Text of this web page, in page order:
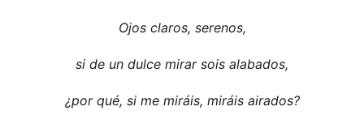
Ojos claros, serenos,
si de un dulce mirar sois alabados,
¿por qué, si me miráis, miráis airados?